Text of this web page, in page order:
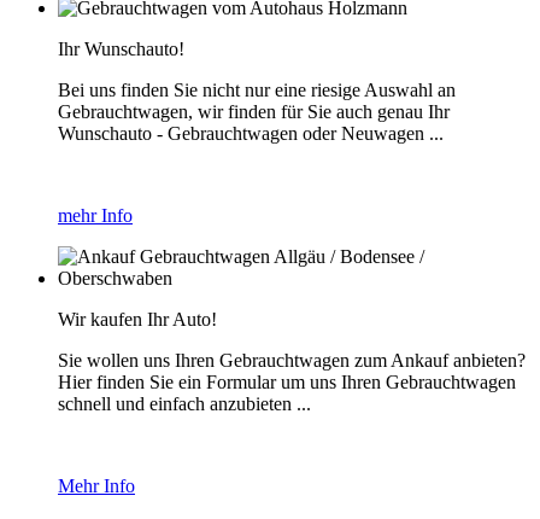
Ihr Wunschauto!
Bei uns finden Sie nicht nur eine riesige Auswahl an
Gebrauchtwagen, wir finden für Sie auch genau Ihr
Wunschauto - Gebrauchtwagen oder Neuwagen ...
mehr Info
Wir kaufen Ihr Auto!
Sie wollen uns Ihren Gebrauchtwagen zum Ankauf anbieten?
Hier finden Sie ein Formular um uns Ihren Gebrauchtwagen
schnell und einfach anzubieten ...
Mehr Info